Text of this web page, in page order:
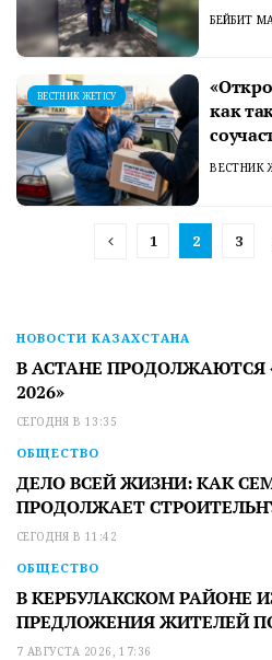
БЕЙБИТ
ВЕСТНИК ЖЕТІСУ
как
ВЕСТНИК
1 2 3
НОВОСТИ КАЗАХСТАНА
В АСТАНЕ ПРОДОЛЖАЮТСЯ
2026»
СЕГОДНЯ В 13:35
ОБЩЕСТВО
ДЕЛО ВСЕЙ ЖИЗНИ: КАК
ПРОДОЛЖАЕТ
СЕГОДНЯ В 11:42
ОБЩЕСТВО
В КЕРБУЛАКСКОМ РАЙОНЕ
ПРЕДЛОЖЕНИЯ ЖИТЕЛЕЙ
7 АВГУСТА 2026, 17:36